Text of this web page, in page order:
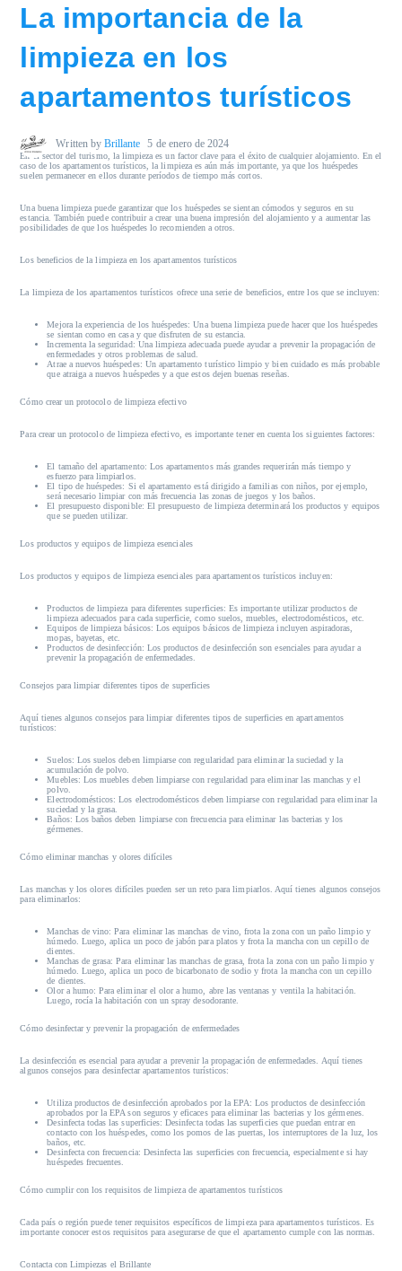
La importancia de la
limpieza en los
apartamentos turísticos
Written by Brillante 5 de enero de 2024
En el sector del turismo, la limpieza es un factor clave para el éxito de cualquier alojamiento. En el
caso de los apartamentos turísticos, la limpieza es aún más importante, ya que los huéspedes
suelen permanecer en ellos durante períodos de tiempo más cortos.
Una buena limpieza puede garantizar que los huéspedes se sientan cómodos y seguros en su
estancia. También puede contribuir a crear una buena impresión del alojamiento y a aumentar las
posibilidades de que los huéspedes lo recomienden a otros.
Los beneficios de la limpieza en los apartamentos turísticos
La limpieza de los apartamentos turísticos ofrece una serie de beneficios, entre los que se incluyen:
Mejora la experiencia de los huéspedes: Una buena limpieza puede hacer que los huéspedes
se sientan como en casa y que disfruten de su estancia.
Incrementa la seguridad: Una limpieza adecuada puede ayudar a prevenir la propagación de
enfermedades y otros problemas de salud.
Atrae a nuevos huéspedes: Un apartamento turístico limpio y bien cuidado es más probable
que atraiga a nuevos huéspedes y a que estos dejen buenas reseñas.
Cómo crear un protocolo de limpieza efectivo
Para crear un protocolo de limpieza efectivo, es importante tener en cuenta los siguientes factores:
El tamaño del apartamento: Los apartamentos más grandes requerirán más tiempo y
esfuerzo para limpiarlos.
El tipo de huéspedes: Si el apartamento está dirigido a familias con niños, por ejemplo,
será necesario limpiar con más frecuencia las zonas de juegos y los baños.
El presupuesto disponible: El presupuesto de limpieza determinará los productos y equipos
que se pueden utilizar.
Los productos y equipos de limpieza esenciales
Los productos y equipos de limpieza esenciales para apartamentos turísticos incluyen:
Productos de limpieza para diferentes superficies: Es importante utilizar productos de
limpieza adecuados para cada superficie, como suelos, muebles, electrodomésticos, etc.
Equipos de limpieza básicos: Los equipos básicos de limpieza incluyen aspiradoras,
mopas, bayetas, etc.
Productos de desinfección: Los productos de desinfección son esenciales para ayudar a
prevenir la propagación de enfermedades.
Consejos para limpiar diferentes tipos de superficies
Aquí tienes algunos consejos para limpiar diferentes tipos de superficies en apartamentos
turísticos:
Suelos: Los suelos deben limpiarse con regularidad para eliminar la suciedad y la
acumulación de polvo.
Muebles: Los muebles deben limpiarse con regularidad para eliminar las manchas y el
polvo.
Electrodomésticos: Los electrodomésticos deben limpiarse con regularidad para eliminar la
suciedad y la grasa.
Baños: Los baños deben limpiarse con frecuencia para eliminar las bacterias y los
gérmenes.
Cómo eliminar manchas y olores difíciles
Las manchas y los olores difíciles pueden ser un reto para limpiarlos. Aquí tienes algunos consejos
para eliminarlos:
Manchas de vino: Para eliminar las manchas de vino, frota la zona con un paño limpio y
húmedo. Luego, aplica un poco de jabón para platos y frota la mancha con un cepillo de
dientes.
Manchas de grasa: Para eliminar las manchas de grasa, frota la zona con un paño limpio y
húmedo. Luego, aplica un poco de bicarbonato de sodio y frota la mancha con un cepillo
de dientes.
Olor a humo: Para eliminar el olor a humo, abre las ventanas y ventila la habitación.
Luego, rocía la habitación con un spray desodorante.
Cómo desinfectar y prevenir la propagación de enfermedades
La desinfección es esencial para ayudar a prevenir la propagación de enfermedades. Aquí tienes
algunos consejos para desinfectar apartamentos turísticos:
Utiliza productos de desinfección aprobados por la EPA: Los productos de desinfección
aprobados por la EPA son seguros y eficaces para eliminar las bacterias y los gérmenes.
Desinfecta todas las superficies: Desinfecta todas las superficies que puedan entrar en
contacto con los huéspedes, como los pomos de las puertas, los interruptores de la luz, los
baños, etc.
Desinfecta con frecuencia: Desinfecta las superficies con frecuencia, especialmente si hay
huéspedes frecuentes.
Cómo cumplir con los requisitos de limpieza de apartamentos turísticos
Cada país o región puede tener requisitos específicos de limpieza para apartamentos turísticos. Es
importante conocer estos requisitos para asegurarse de que el apartamento cumple con las normas.
Contacta con Limpiezas el Brillante